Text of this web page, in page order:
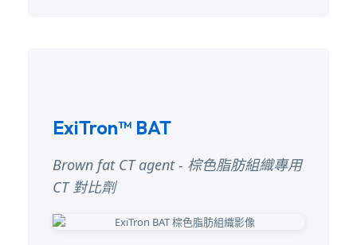
ExiTron™ BAT
Brown fat CT agent - 棕色脂肪組織專用
CT 對比劑